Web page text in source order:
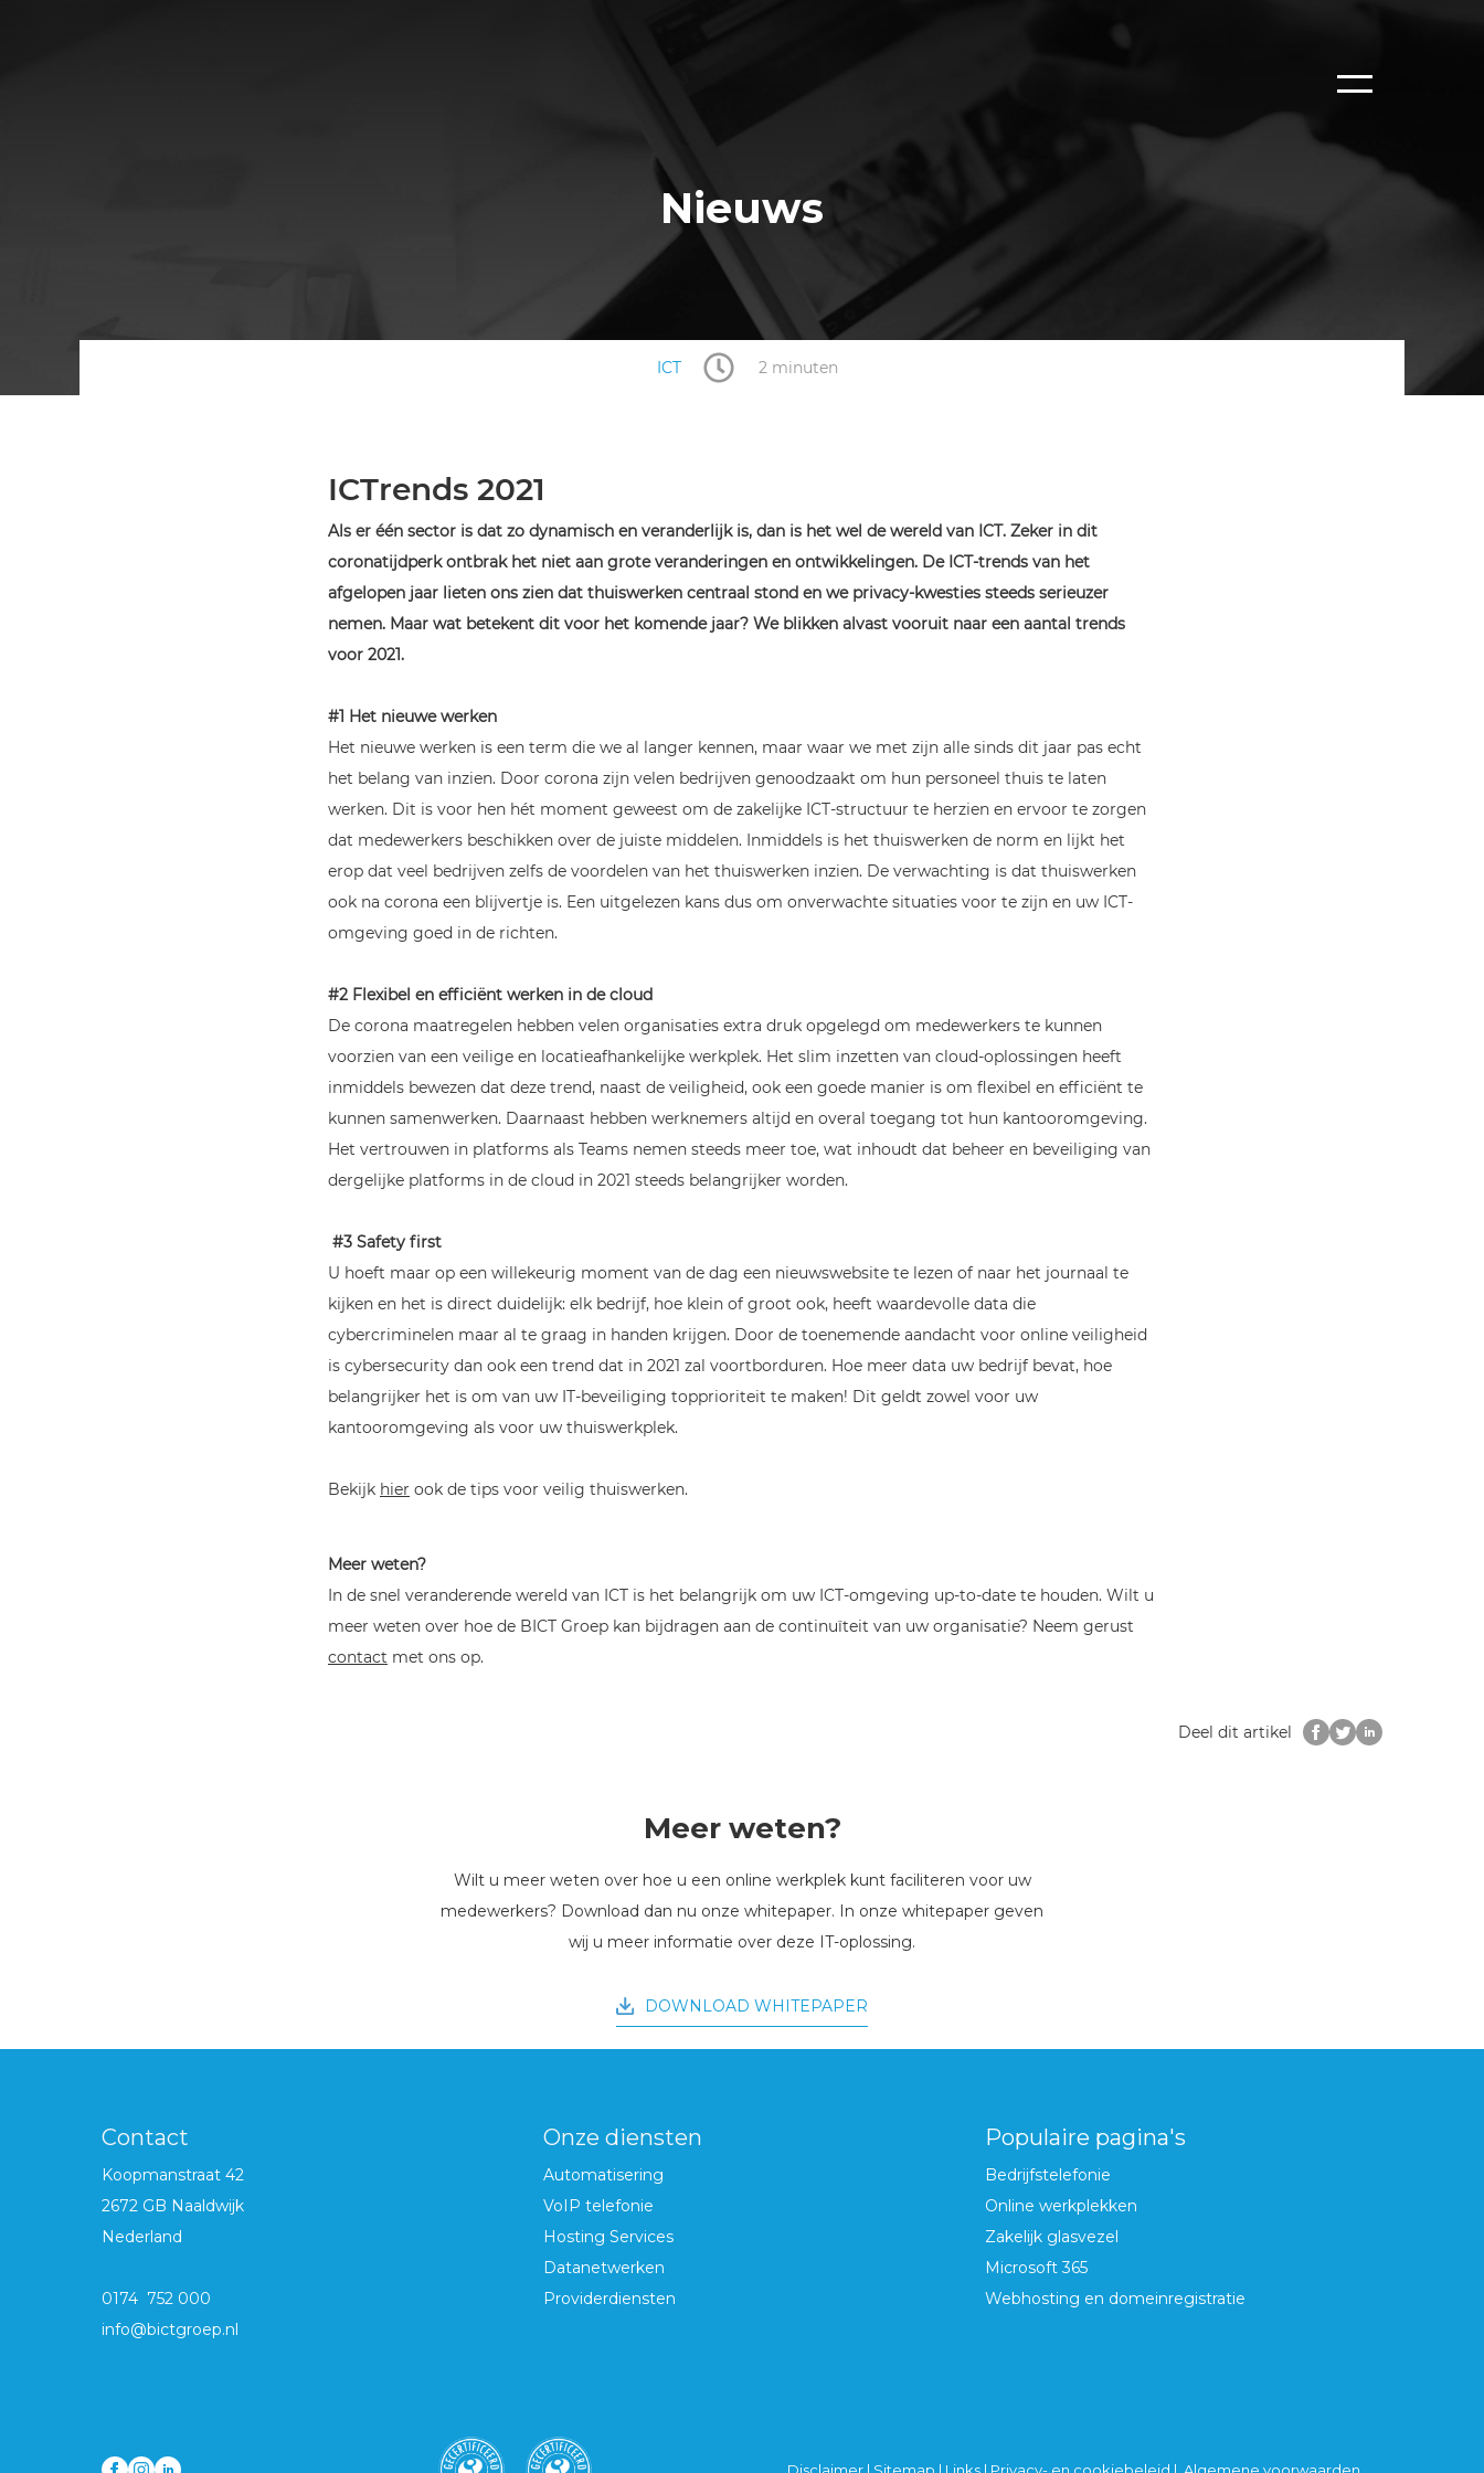
Nieuws
ICT 2 minuten
ICTrends 2021
Als er één sector is dat zo dynamisch en veranderlijk is, dan is het wel de wereld van ICT. Zeker in dit
coronatijdperk ontbrak het niet aan grote veranderingen en ontwikkelingen. De ICT-trends van het
afgelopen jaar lieten ons zien dat thuiswerken centraal stond en we privacy-kwesties steeds serieuzer
nemen. Maar wat betekent dit voor het komende jaar? We blikken alvast vooruit naar een aantal trends
voor 2021.
#1 Het nieuwe werken
Het nieuwe werken is een term die we al langer kennen, maar waar we met zijn alle sinds dit jaar pas echt
het belang van inzien. Door corona zijn velen bedrijven genoodzaakt om hun personeel thuis te laten
werken. Dit is voor hen hét moment geweest om de zakelijke ICT-structuur te herzien en ervoor te zorgen
dat medewerkers beschikken over de juiste middelen. Inmiddels is het thuiswerken de norm en lijkt het
erop dat veel bedrijven zelfs de voordelen van het thuiswerken inzien. De verwachting is dat thuiswerken
ook na corona een blijvertje is. Een uitgelezen kans dus om onverwachte situaties voor te zijn en uw ICT-
omgeving goed in de richten.
#2 Flexibel en efficiënt werken in de cloud
De corona maatregelen hebben velen organisaties extra druk opgelegd om medewerkers te kunnen
voorzien van een veilige en locatieafhankelijke werkplek. Het slim inzetten van cloud-oplossingen heeft
inmiddels bewezen dat deze trend, naast de veiligheid, ook een goede manier is om flexibel en efficiënt te
kunnen samenwerken. Daarnaast hebben werknemers altijd en overal toegang tot hun kantooromgeving.
Het vertrouwen in platforms als Teams nemen steeds meer toe, wat inhoudt dat beheer en beveiliging van
dergelijke platforms in de cloud in 2021 steeds belangrijker worden.
#3 Safety first
U hoeft maar op een willekeurig moment van de dag een nieuwswebsite te lezen of naar het journaal te
kijken en het is direct duidelijk: elk bedrijf, hoe klein of groot ook, heeft waardevolle data die
cybercriminelen maar al te graag in handen krijgen. Door de toenemende aandacht voor online veiligheid
is cybersecurity dan ook een trend dat in 2021 zal voortborduren. Hoe meer data uw bedrijf bevat, hoe
belangrijker het is om van uw IT-beveiliging topprioriteit te maken! Dit geldt zowel voor uw
kantooromgeving als voor uw thuiswerkplek.
Bekijk hier ook de tips voor veilig thuiswerken.
Meer weten?
In de snel veranderende wereld van ICT is het belangrijk om uw ICT-omgeving up-to-date te houden. Wilt u
meer weten over hoe de BICT Groep kan bijdragen aan de continuïteit van uw organisatie? Neem gerust
contact met ons op.
Deel dit artikel
Meer weten?
Wilt u meer weten over hoe u een online werkplek kunt faciliteren voor uw
medewerkers? Download dan nu onze whitepaper. In onze whitepaper geven
wij u meer informatie over deze IT-oplossing.
DOWNLOAD WHITEPAPER
Contact
Koopmanstraat 42
2672 GB Naaldwijk
Nederland
0174 752 000
info@bictgroep.nl
Onze diensten
Automatisering
VoIP telefonie
Hosting Services
Datanetwerken
Providerdiensten
Populaire pagina's
Bedrijfstelefonie
Online werkplekken
Zakelijk glasvezel
Microsoft 365
Webhosting en domeinregistratie
Disclaimer | Sitemap | Links | Privacy- en cookiebeleid | Algemene voorwaarden